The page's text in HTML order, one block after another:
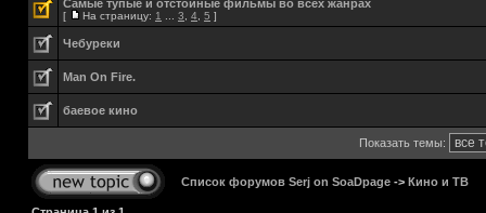
Самые тупые и отстойные фильмы во всех жанрах
[ На страницу: 1 3 4 5 ]
Чебуреки
Man On Fire.
баевое кино
Показать темы:
Список форумов Serj on SoaDpage -> Кино и ТВ